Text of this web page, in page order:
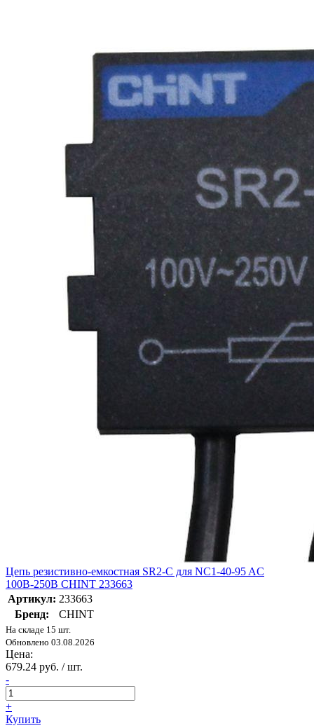
Цепь резистивно-емкостная SR2-С для NC1-40-95 AC
100В-250В CHINT 233663
Артикул: 233663
Бренд:
CHINT
На складе 15 шт.
Обновлено 03.08.2026
Цена:
679.24 руб. / шт.
-
+
Купить